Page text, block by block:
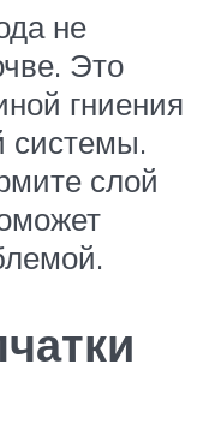
не
Это
гниения
системы.
слой